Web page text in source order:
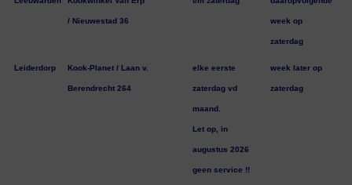
/ Nieuwestad 36 week op
zaterdag
Leiderdorp Kook-Planet / Laan v.
Berendrecht 264
elke eerste
zaterdag vd
maand.
Let op, in
augustus 2026
geen service !!
week later op
zaterdag